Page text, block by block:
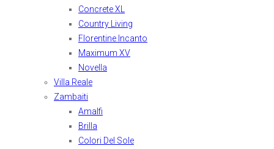
Concrete XL
Country Living
Florentine Incanto
Maximum XV
Novella
Villa Reale
Zambaiti
Amalfi
Brilla
Colori Del Sole